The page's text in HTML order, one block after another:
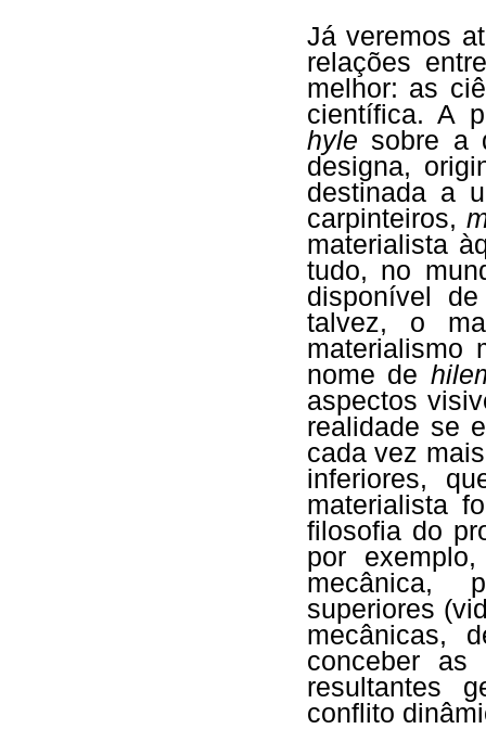
Já veremos
relações
melhor: as
científica. A
hyle sobre a
designa,
destinada a
carpinteiros,
materialista
tudo, no
disponível
talvez, o
materialismo
nome de
aspectos
realidade se
cada vez
inferiores,
materialista
filosofia do
por
mecânica,
superiores
mecânicas,
conceber as
resultantes
conflito